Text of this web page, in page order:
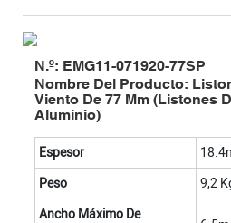
N.º: EMG11-071920-77SP
Nombre Del Producto:
Viento De 77 Mm (listones
Aluminio)
Espesor
Peso
9,2
Ancho Máximo De